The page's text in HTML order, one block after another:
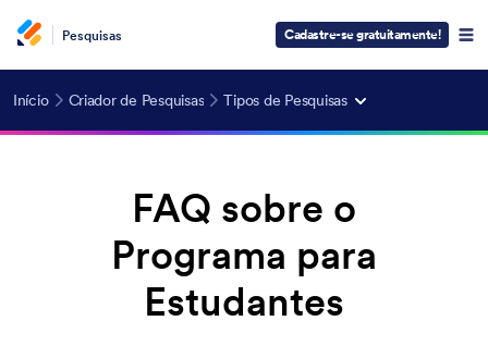
Pesquisas Cadastre-se gratuitamente!
Início Criador de Pesquisas Tipos de Pesquisas
FAQ sobre o
Programa para
Estudantes